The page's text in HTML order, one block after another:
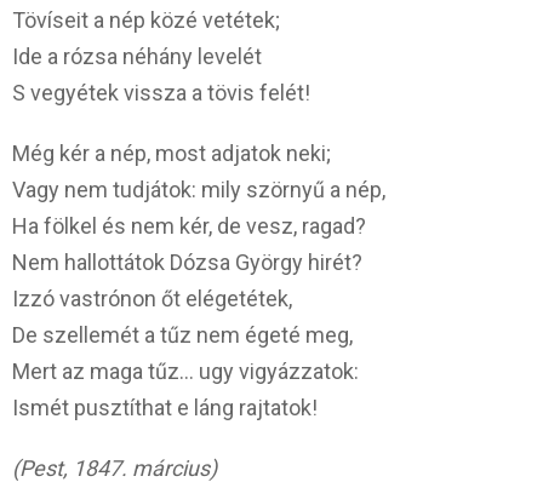
Tövíseit a nép közé vetétek;
Ide a rózsa néhány levelét
S vegyétek vissza a tövis felét!
Még kér a nép, most adjatok neki;
Vagy nem tudjátok: mily szörnyű a nép,
Ha fölkel és nem kér, de vesz, ragad?
Nem hallottátok Dózsa György hirét?
Izzó vastrónon őt elégetétek,
De szellemét a tűz nem égeté meg,
Mert az maga tűz… ugy vigyázzatok:
Ismét pusztíthat e láng rajtatok!
(Pest, 1847. március)